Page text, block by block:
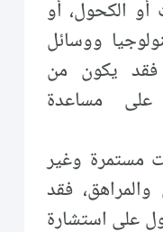
أو الكحول، أو
ووسائل
فقد يكون من
مساعدة
مستمرة وغير
فقد
على استشارة